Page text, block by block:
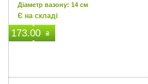
Діаметр вазону: 14 см
Є на складі
173.00 ₴